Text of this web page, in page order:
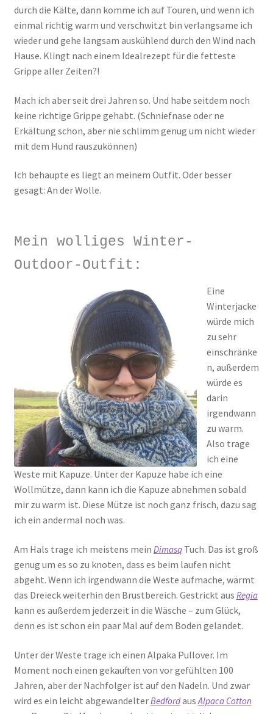
durch die Kälte, dann komme ich auf Touren, und wenn ich
einmal richtig warm und verschwitzt bin verlangsame ich
wieder und gehe langsam auskühlend durch den Wind nach
Hause. Klingt nach einem Idealrezept für die fetteste
Grippe aller Zeiten?!
Mach ich aber seit drei Jahren so. Und habe seitdem noch
keine richtige Grippe gehabt. (Schniefnase oder ne
Erkältung schon, aber nie schlimm genug um nicht wieder
mit dem Hund rauszukönnen)
Ich behaupte es liegt an meinem Outfit. Oder besser
gesagt: An der Wolle.
Mein wolliges Winter-
Outdoor-Outfit:
Eine
Winterjacke
würde mich
zu sehr
einschränke
n, außerdem
würde es
darin
irgendwann
zu warm.
Also trage
ich eine
Weste mit Kapuze. Unter der Kapuze habe ich eine
Wollmütze, dann kann ich die Kapuze abnehmen sobald
mir zu warm ist. Diese Mütze ist noch ganz frisch, dazu sag
ich ein andermal noch was.
Am Hals trage ich meistens mein DimasqTuch. Das ist groß
genug um es so zu knoten, dass es beim laufen nicht
abgeht. Wenn ich irgendwann die Weste aufmache, wärmt
das Dreieck weiterhin den Brustbereich. Gestrickt aus Regia
kann es außerdem jederzeit in die Wäsche – zum Glück,
denn es ist schon ein paar Mal auf dem Boden gelandet.
Unter der Weste trage ich einen Alpaka Pullover. Im
Moment noch einen gekauften von vor gefühlten 100
Jahren, aber der Nachfolger ist auf den Nadeln. Und zwar
wird es ein leicht abgewandelterBedfordaus Alpaca Cotton